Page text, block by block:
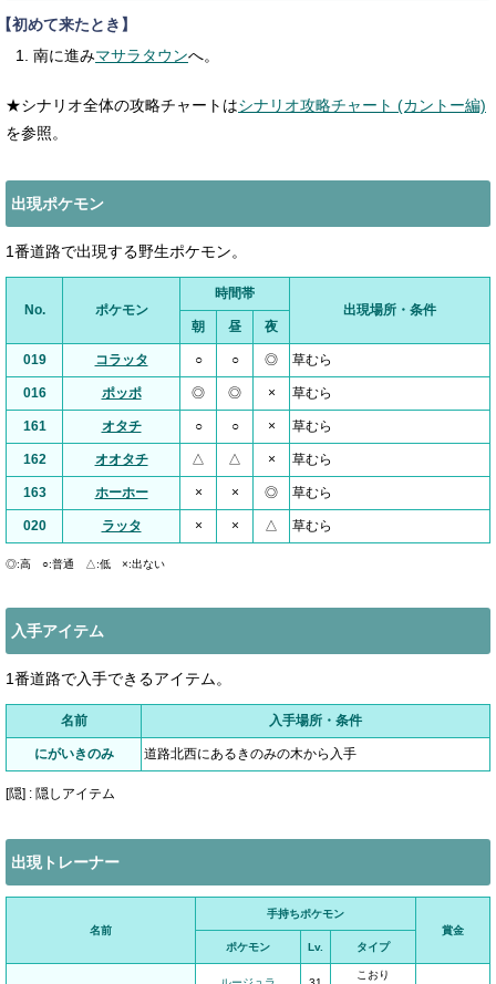
初めて来たとき】
南に進みマサラタウンへ。
★シナリオ全体の攻略チャートはシナリオ攻略チャート (カントー編)
を参照。
出現ポケモン
1番道路で出現する野生ポケモン。
No. ポケモン
時間帯
出現場所・条件
朝
昼 夜
019 コラッタ ○ ○ ◎ 草むら
016 ポッポ ◎ ◎ × 草むら
161 オタチ ○ ○ × 草むら
162 オオタチ △ △ × 草むら
163 ホーホー × × ◎ 草むら
020 ラッタ × × △ 草むら
◎:高 ○:普通 △:低 ×:出ない
入手アイテム
1番道路で入手できるアイテム。
名前 入手場所・条件
にがいきのみ 道路北西にあるきのみの木から入手
[隠] : 隠しアイテム
出現トレーナー
名前
手持ちポケモン
賞金
ポケモン
Lv. タイプ
こおり